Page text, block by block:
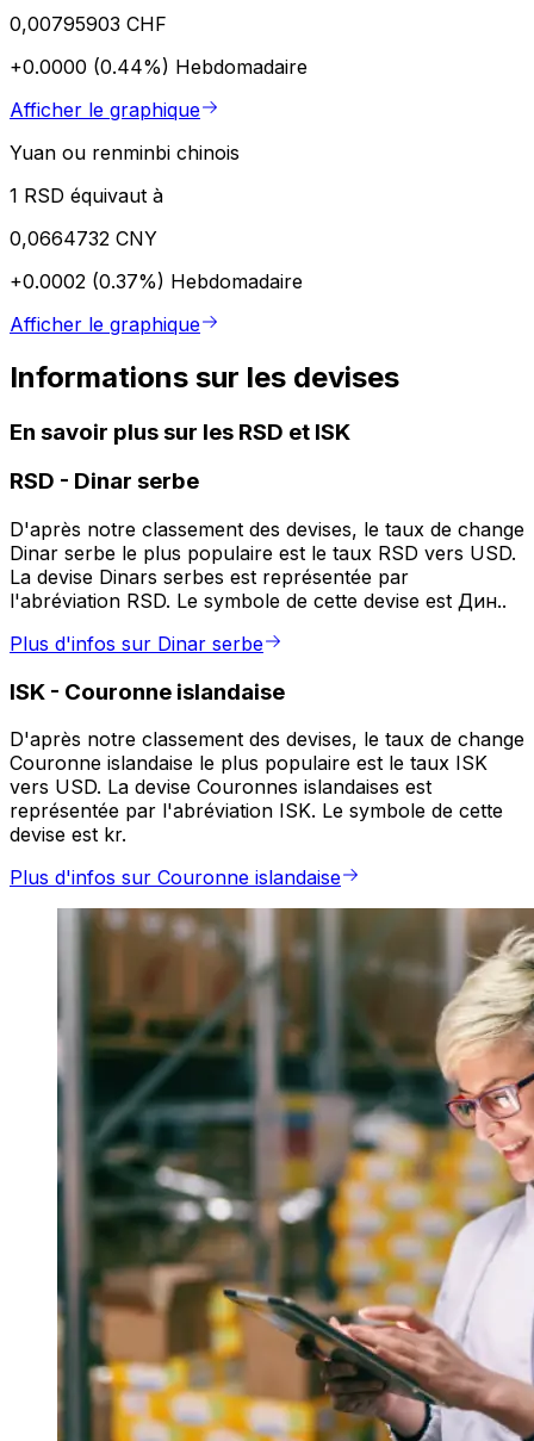
0,00795903 CHF
+0.0000 (0.44%) Hebdomadaire
Afficher le graphique
Yuan ou renminbi chinois
1 RSD équivaut à
0,0664732 CNY
+0.0002 (0.37%) Hebdomadaire
Afficher le graphique
Informations sur les devises
En savoir plus sur les RSD et ISK
RSD - Dinar serbe
D'après notre classement des devises, le taux de change
Dinar serbe le plus populaire est le taux RSD vers USD.
La devise Dinars serbes est représentée par
l'abréviation RSD. Le symbole de cette devise est Дин..
Plus d'infos sur Dinar serbe
ISK - Couronne islandaise
D'après notre classement des devises, le taux de change
Couronne islandaise le plus populaire est le taux ISK
vers USD. La devise Couronnes islandaises est
représentée par l'abréviation ISK. Le symbole de cette
devise est kr.
Plus d'infos sur Couronne islandaise